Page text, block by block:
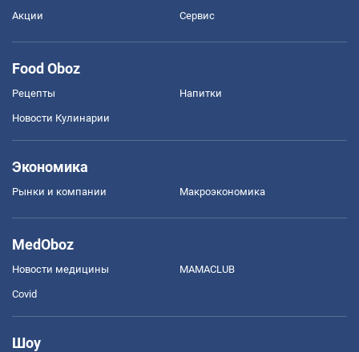
Акции Сервис
Food Oboz
Рецепты Напитки
Новости Кулинарии
Экономика
Рынки и компании Mакроэкономика
MedOboz
Новости медицины MAMACLUB
Covid
Шоу